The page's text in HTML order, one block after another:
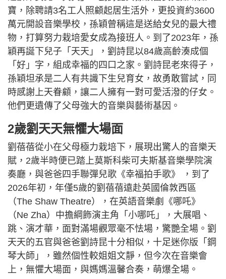
寶，除聘請3名工人照顧起居生活外，更投資約3600
萬元開設音樂學校，孫穎曾稱這是送給女兒的最大禮
物，打算努力栽培愛女成為接班人。到了2023年，孫
穎再誕下兒子「天天」，劉詩昆以84歲高齡湊成個
「好」字，組成幸福的四口之家。劉詩昆老來得子，
孫穎坦承是二人有共識下生兒育女，故勇敢嘗試，同
時感謝上天眷顧，讓二人擁有一對可愛活潑的仔女。
他們更遺傳了父母強大的音樂與藝術基因。
2歲劉天天無懼大場面
劉蓓蓓從小在父母極力栽培下，展現出驚人的音樂天
賦，2歲半時便已踏上莫斯科柴可夫斯基音樂學院演
奏廳，與爸爸四手聯彈兒歌《幸福拍手歌》 ，到了
2026年初，年僅5歲的劉蓓蓓遠赴英國倫敦西區
（The Shaw Theatre），在英語音樂劇《哪吒》
（Ne Zha）中擔綱飾演主角「小哪吒」，大展唱、
跳、演才華，面對滿場觀眾毫不怯場，驚艷全場。劉
天天的五官與爸爸劉詩昆十分相似，十足迷你版「鋼
琴大師」，雖然個性較姐姐文靜，但今次在音樂會
上，無懼大場面，與媽媽溫馨合奏，萌爆全場。